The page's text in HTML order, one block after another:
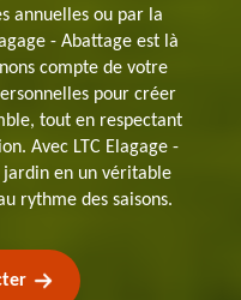
annuelles ou par la
- Abattage est là
compte de votre
pour créer
tout en respectant
Avec LTC Elagage -
en un véritable
rythme des saisons.